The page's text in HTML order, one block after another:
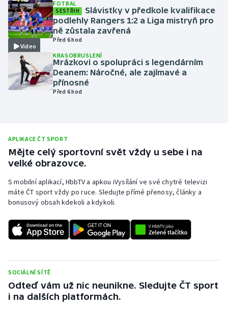
Motorsport
Olympijské hry
Parasport
Plavání
Ragby
Rychlobruslení
Rychlostní kanoistika
Short track
Sportovní střelba
Triatlon
Video
FOTBAL
SESTŘIH
Slávistky v předkole kvalifikace
podlehly Rangers 1:2 a Liga mistryň pro
ně zůstala zavřená
Před 6 hod
KRASOBRUSLENÍ
Mrázkovi o spolupráci s legendárním
Deanem: Náročné, ale zajímavé a
přínosné
Před 6 hod
APLIKACE ČT SPORT
Mějte celý sportovní svět vždy u sebe i na
velké obrazovce.
S mobilní aplikací, HbbTV a apkou iVysílání ve své chytré televizi
máte ČT sport vždy po ruce. Sledujte přímé přenosy, články a
bonusový obsah kdekoli a kdykoli.
SOCIÁLNÍ SÍTĚ
Odteď vám už nic neunikne. Sledujte ČT sport
i na dalších platformách.